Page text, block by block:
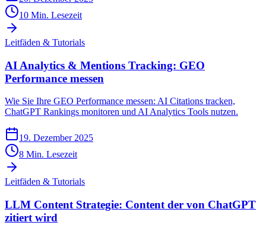
10 Min. Lesezeit
Leitfäden & Tutorials
AI Analytics & Mentions Tracking: GEO
Performance messen
Wie Sie Ihre GEO Performance messen: AI Citations tracken,
ChatGPT Rankings monitoren und AI Analytics Tools nutzen.
19. Dezember 2025
8 Min. Lesezeit
Leitfäden & Tutorials
LLM Content Strategie: Content der von ChatGPT
zitiert wird